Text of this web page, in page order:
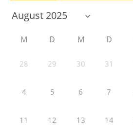
M D M D
28 29 30 31
4 5 6 7
11 12 13 14